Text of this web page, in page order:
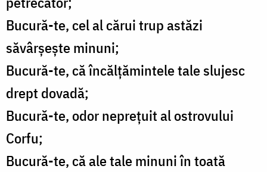
Bucură-te, cel al cărui trup astăzi
săvârșește minuni;
Bucură-te, că încălțămintele tale slujesc
drept dovadă;
Bucură-te, odor neprețuit al ostrovului
Corfu;
Bucură-te, că ale tale minuni în toată